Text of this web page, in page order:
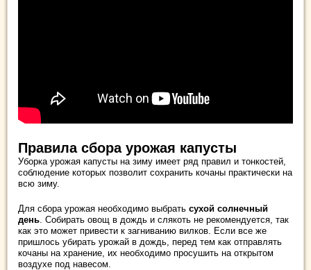
Правила сбора урожая капусты
Уборка урожая капусты на зиму имеет ряд правил и тонкостей,
соблюдение которых позволит сохранить кочаны практически на
всю зиму.
Для сбора урожая необходимо выбрать сухой солнечный
день. Собирать овощ в дождь и слякоть не рекомендуется, так
как это может привести к загниванию вилков. Если все же
пришлось убирать урожай в дождь, перед тем как отправлять
кочаны на хранение, их необходимо просушить на открытом
воздухе под навесом.